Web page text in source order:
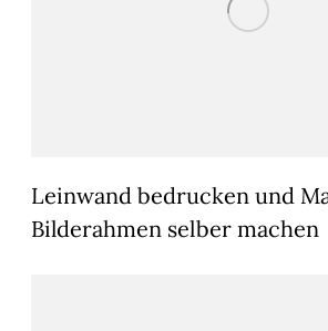
Leinwand bedrucken und
Bilderahmen selber machen